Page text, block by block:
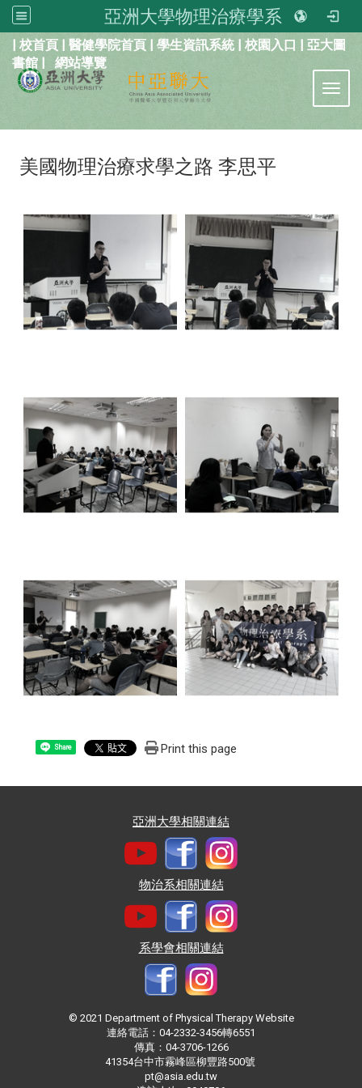
亞洲大學物理治療學系
| 校首頁 | 醫健學院首頁 | 學生資訊系統 | 校園入口 | 亞大圖
書館 | 網站導覽
美國物理治療求學之路 李思平
Share Print this page
亞洲大學相關連結
物治系相關連結
系學會相關連結
© 2021 Department of Physical Therapy Website
連絡電話：04-2332-3456轉6551
傳真：04-3706-1266
41354台中市霧峰區柳豐路500號
pt@asia.edu.tw